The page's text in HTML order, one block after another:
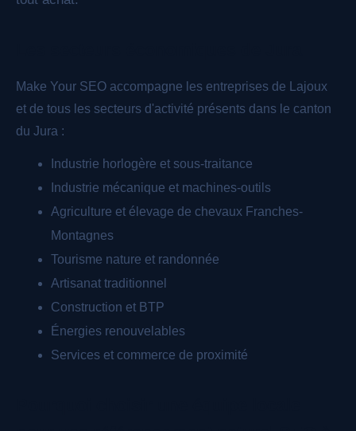
Make Your SEO accompagne les entreprises de Lajoux
et de tous les secteurs d'activité présents dans le canton
du Jura :
Industrie horlogère et sous-traitance
Industrie mécanique et machines-outils
Agriculture et élevage de chevaux Franches-
Montagnes
Tourisme nature et randonnée
Artisanat traditionnel
Construction et BTP
Énergies renouvelables
Services et commerce de proximité